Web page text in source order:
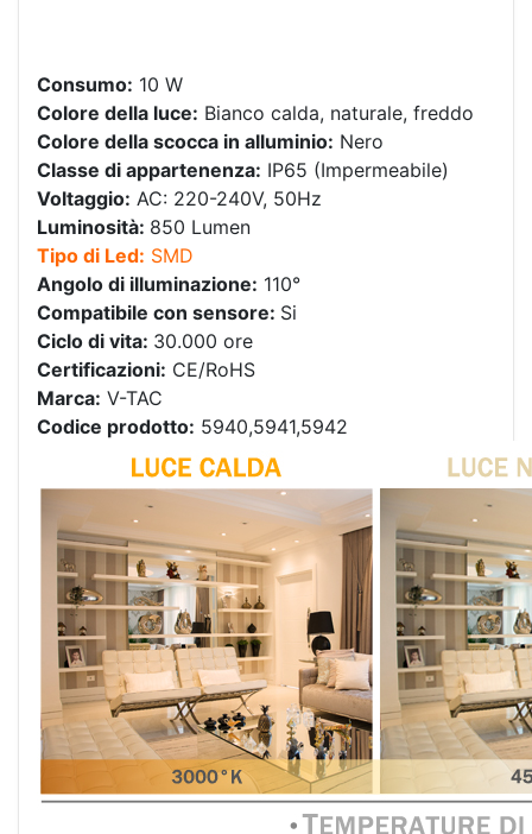
Consumo: 10 W
Colore della luce: Bianco calda, naturale, freddo
Colore della scocca in alluminio: Nero
Classe di appartenenza: IP65 (Impermeabile)
Voltaggio: AC: 220-240V, 50Hz
Luminosità: 850 Lumen
Tipo di Led: SMD
Angolo di illuminazione: 110°
Compatibile con sensore: Si
Ciclo di vita: 30.000 ore
Certificazioni: CE/RoHS
Marca: V-TAC
Codice prodotto: 5940,5941,5942